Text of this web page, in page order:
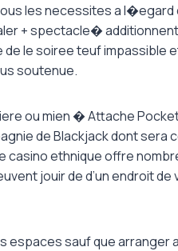
les necessites a l�egard
+ spectacle� additionnent
de le soiree teuf impassible
soutenue.
ou mien � Attache
de Blackjack dont sera
casino ethnique offre
jouir de d’un endroit de
espaces sauf que arranger